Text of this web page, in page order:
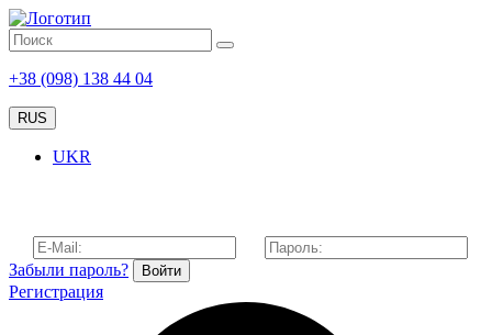
+38 (098) 138 44 04
RUS
UKR
Забыли пароль? Войти
Регистрация